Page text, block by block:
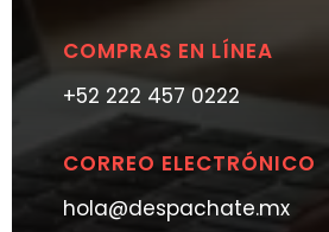
COMPRAS EN LÍNEA
+52 222 457 0222
CORREO ELECTRÓNICO
hola@despachate.mx